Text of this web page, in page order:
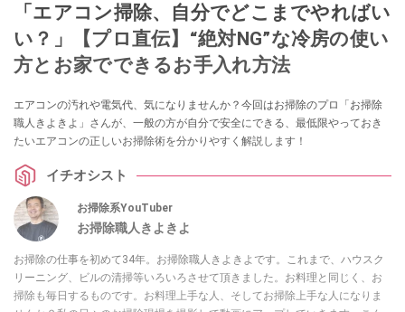
「エアコン掃除、自分でどこまでやればい
い？」【プロ直伝】“絶対NG”な冷房の使い
方とお家でできるお手入れ方法
エアコンの汚れや電気代、気になりませんか？今回はお掃除のプロ「お掃除
職人きよきよ」さんが、一般の方が自分で安全にできる、最低限やっておき
たいエアコンの正しいお掃除術を分かりやすく解説します！
イチオシスト
お掃除系YouTuber
お掃除職人きよきよ
お掃除の仕事を初めて34年。お掃除職人きよきよです。これまで、ハウスク
リーニング、ビルの清掃等いろいろさせて頂きました。お料理と同じく、お
掃除も毎日するものです。お料理上手な人、そしてお掃除上手な人になりま